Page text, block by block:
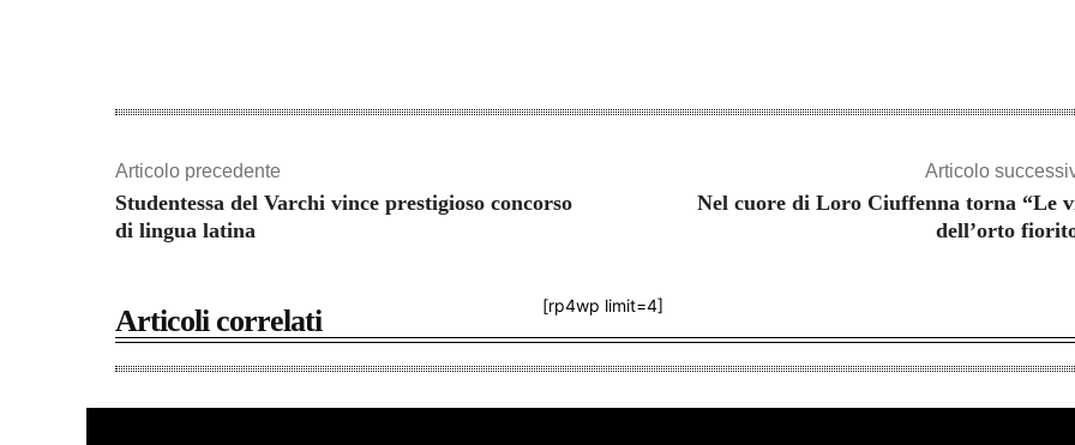
Articolo precedente
Studentessa del Varchi vince prestigioso concorso
di lingua latina
Articolo
Nel cuore di Loro Ciuffenna torna “Le
dell’orto
[rp4wp limit=4]
Articoli correlati